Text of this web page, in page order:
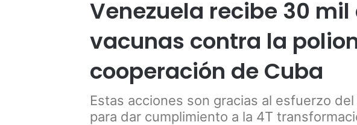
Venezuela recibe 30 mil
vacunas contra la
cooperación de Cuba
Estas acciones son gracias al esfuerzo
para dar cumplimiento a la 4T